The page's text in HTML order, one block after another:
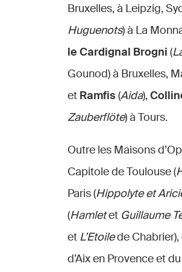
Bruxelles, à Leipzig,
Huguenots) à La
le Cardignal Brogni (
Gounod) à Bruxelles,
et Ramfis (Aida),
Zauberflöte) à Tours.
Outre les Maisons
Capitole de Toulouse (
Paris (Hippolyte et
(Hamletet Guillaume
etL’Etoilede Chabrier),
d’Aix en Provence et